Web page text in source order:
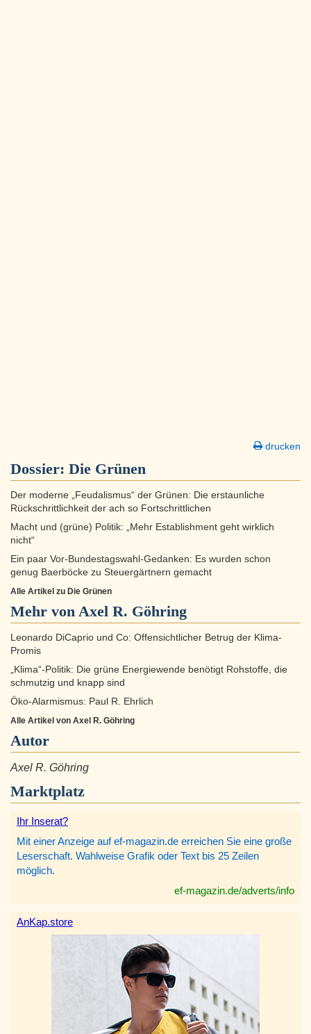
drucken
Dossier: Die Grünen
Der moderne „Feudalismus“ der Grünen: Die erstaunliche
Rückschrittlichkeit der ach so Fortschrittlichen
Macht und (grüne) Politik: „Mehr Establishment geht wirklich
nicht“
Ein paar Vor-Bundestagswahl-Gedanken: Es wurden schon
genug Baerböcke zu Steuergärtnern gemacht
Alle Artikel zu Die Grünen
Mehr von Axel R. Göhring
Leonardo DiCaprio und Co: Offensichtlicher Betrug der Klima-
Promis
„Klima“-Politik: Die grüne Energiewende benötigt Rohstoffe, die
schmutzig und knapp sind
Öko-Alarmismus: Paul R. Ehrlich
Alle Artikel von Axel R. Göhring
Autor
Axel R. Göhring
Marktplatz
Ihr Inserat?
Mit einer Anzeige auf ef-magazin.de erreichen Sie eine große
Leserschaft. Wahlweise Grafik oder Text bis 25 Zeilen
möglich.
ef-magazin.de/adverts/info
AnKap.store